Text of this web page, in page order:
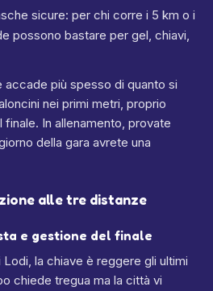
sicure: per chi corre i 5 km o i
possono bastare per gel, chiavi,
più spesso di quanto si
nei primi metri, proprio
In allenamento, provate
della gara avrete una
alle tre distanze
e gestione del finale
la chiave è reggere gli ultimi
chiede tregua ma la città vi